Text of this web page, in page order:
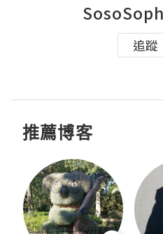
追蹤
推薦博客